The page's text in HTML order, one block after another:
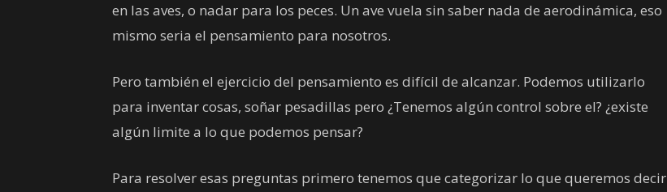
en las aves, o nadar para los peces. Un ave vuela sin saber nada de aerodinámica, eso
mismo seria el pensamiento para nosotros.
Pero también el ejercicio del pensamiento es difícil de alcanzar. Podemos utilizarlo
para inventar cosas, soñar pesadillas pero ¿Tenemos algún control sobre el? ¿existe
algún limite a lo que podemos pensar?
Para resolver esas preguntas primero tenemos que categorizar lo que queremos decir